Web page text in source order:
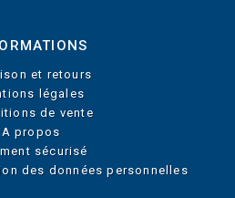
et retours
légales
de vente
A propos
sécurisé
des données personnelles